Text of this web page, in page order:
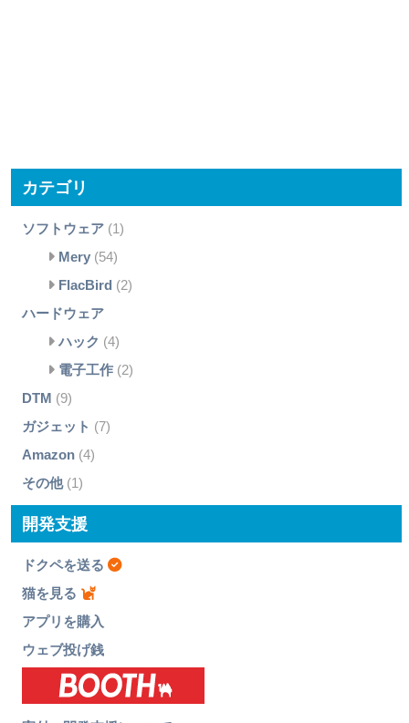
カテゴリ
ソフトウェア(1)
Mery(54)
FlacBird (2)
ハードウェア
ハック (4)
電子工作(2)
DTM (9)
ガジェット (7)
Amazon(4)
その他(1)
開発支援
ドクペを送る
猫を見る
アプリを購入
ウェブ投げ銭